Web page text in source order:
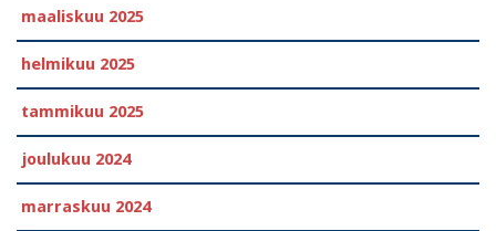
maaliskuu 2025
helmikuu 2025
tammikuu 2025
joulukuu 2024
marraskuu 2024